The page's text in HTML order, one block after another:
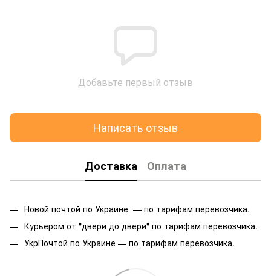
Добавьте первый отзыв
Написать отзыв
Доставка Оплата
Новой почтой по Украине — по тарифам перевозчика.
Курьером от "двери до двери" по тарифам перевозчика.
УкрПочтой по Украине — по тарифам перевозчика.